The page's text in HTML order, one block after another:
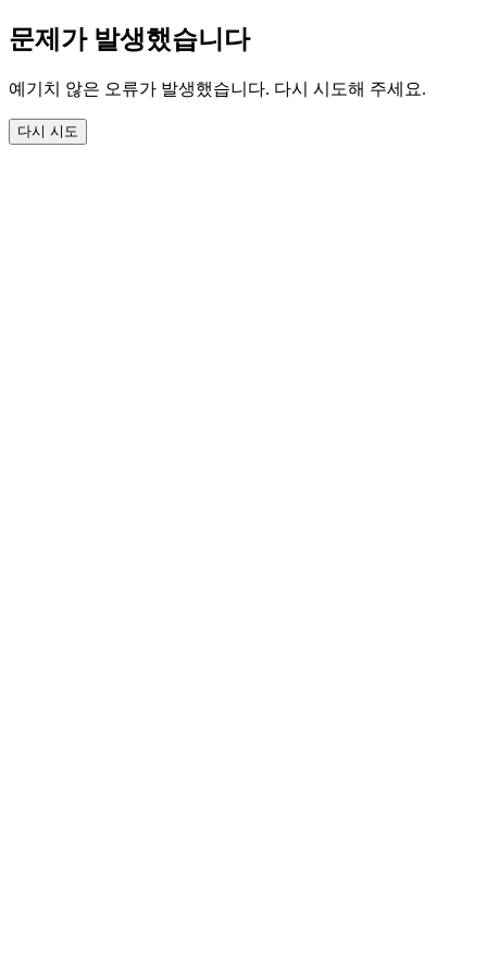
문제가 발생했습니다
예기치 않은 오류가 발생했습니다. 다시 시도해 주세요.
다시 시도